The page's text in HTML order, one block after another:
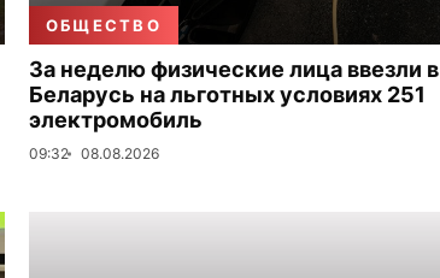
ОБЩЕСТВО
За неделю физические лица ввезли в
Беларусь на льготных условиях 251
электромобиль
09:32 08.08.2026